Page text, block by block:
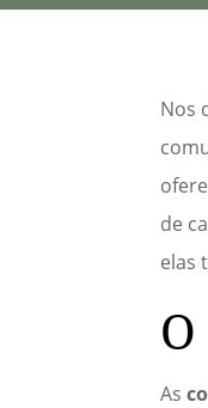
Nos
de
elas
As